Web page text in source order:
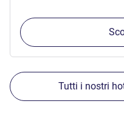
Tutti i nostri